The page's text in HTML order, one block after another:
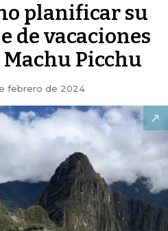
planificar su
de vacaciones
Picchu
febrero de 2024